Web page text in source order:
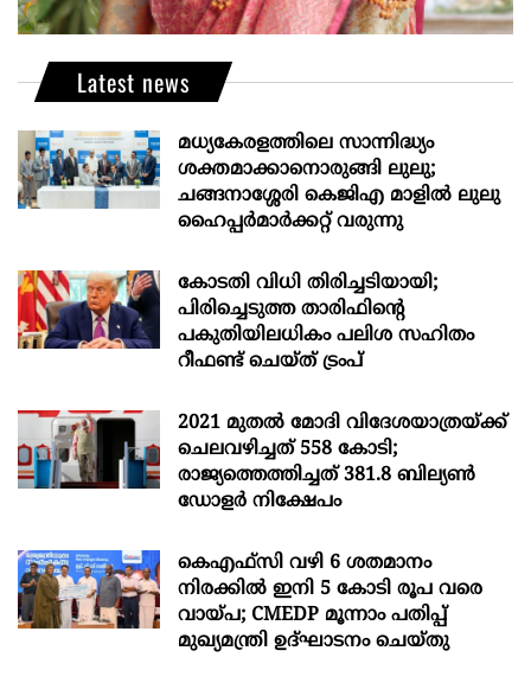
Latest news
മധ്യകേരളത്തിലെ സാന്നിദ്ധ്യം
ശക്തമാക്കാനൊരുങ്ങി ലുലു;
ചങ്ങനാശ്ശേരി കെജിഎ മാളിൽ ലുലു
ഹൈപ്പർമാർക്കറ്റ് വരുന്നു
കോടതി വിധി തിരിച്ചടിയായി;
പിരിച്ചെടുത്ത താരിഫിന്‍റെ
പകുതിയിലധികം പലിശ സഹിതം
റീഫണ്ട് ചെയ്ത് ട്രംപ്
2021 മുതൽ മോദി വിദേശയാത്രയ്ക്ക്
ചെലവഴിച്ചത് 558 കോടി;
രാജ്യത്തെത്തിച്ചത് 381.8 ബില്യൺ
ഡോളർ നിക്ഷേപം
കെഎഫ്സി വഴി 6 ശതമാനം
നിരക്കിൽ ഇനി 5 കോടി രൂപ വരെ
വായ്പ; CMEDP മൂന്നാം പതിപ്പ്
മുഖ്യമന്ത്രി ഉദ്ഘാടനം ചെയ്തു